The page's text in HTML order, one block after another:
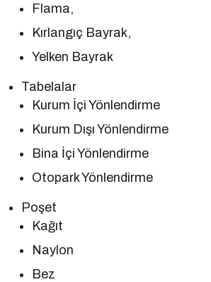
Flama,
Kırlangıç Bayrak,
Yelken Bayrak
Tabelalar
Kurum İçi Yönlendirme
Kurum Dışı Yönlendirme
Bina İçi Yönlendirme
Otopark Yönlendirme
Poşet
Kağıt
Naylon
Bez